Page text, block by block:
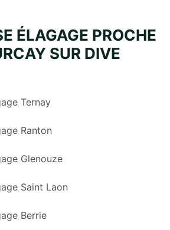
ÉLAGAGE PROCHE
SUR DIVE
Ternay
Ranton
Glenouze
Saint Laon
Berrie